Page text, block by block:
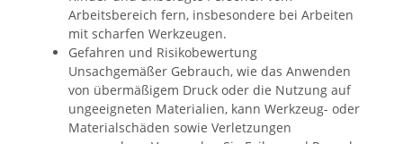
Arbeitsbereich fern, insbesondere bei Arbeiten
mit scharfen Werkzeugen.
Gefahren und Risikobewertung
Unsachgemäßer Gebrauch, wie das Anwenden
von übermäßigem Druck oder die Nutzung auf
ungeeigneten Materialien, kann Werkzeug- oder
Materialschäden sowie Verletzungen